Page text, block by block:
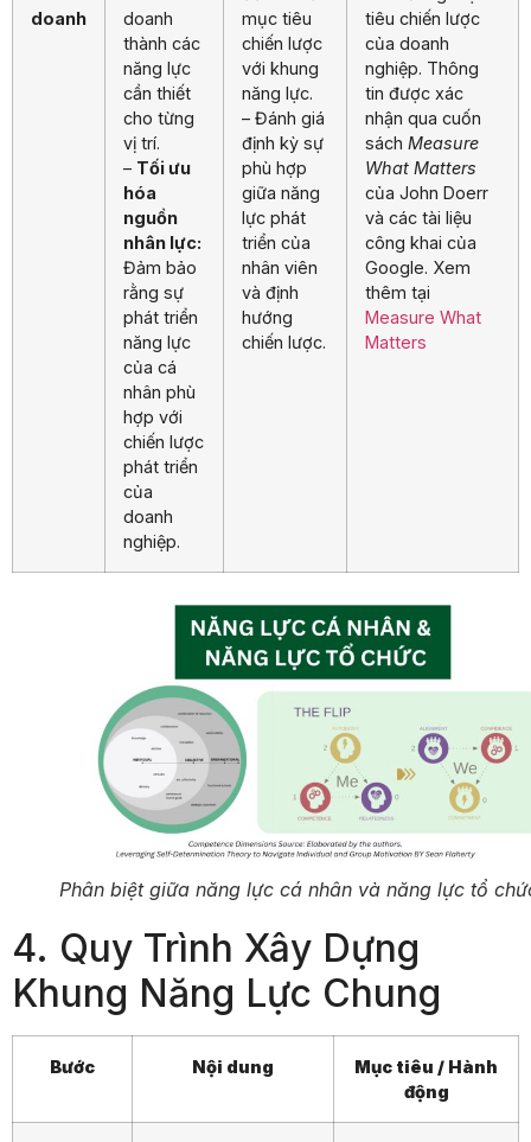
doanh
doanh
thành các
năng lực
cần thiết
cho từng
vị trí.
– Tối ưu
hóa
nguồn
nhân lực:
Đảm bảo
rằng sự
phát triển
năng lực
của cá
nhân phù
hợp với
chiến lược
phát triển
của
doanh
nghiệp.
mục tiêu
chiến lược
với khung
năng lực.
– Đánh giá
định kỳ sự
phù hợp
giữa năng
lực phát
triển của
nhân viên
và định
hướng
chiến lược.
tiêu chiến lược
của doanh
nghiệp. Thông
tin được xác
nhận qua cuốn
sách Measure
What Matters
của John Doerr
và các tài liệu
công khai của
Google. Xem
thêm tại
Measure What
Matters
Phân biệt giữa năng lực cá nhân và năng lực tổ
4. Quy Trình Xây Dựng
Khung Năng Lực Chung
Bước Nội dung
Mục tiêu / Hành
động